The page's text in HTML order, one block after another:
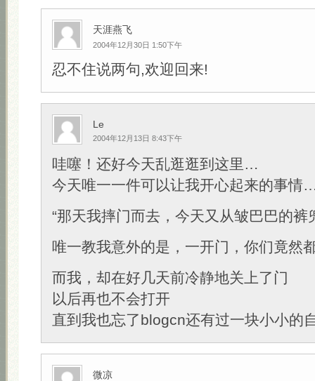
天涯燕飞
2004年12月30日 1:50下午
忍不住说两句,欢迎回来!
Le
2004年12月13日 8:43下午
哇噻！还好今天乱逛逛到这里…
今天唯一一件可以让我开心起来的事情
“那天我摔门而去，今天又从皱巴巴的裤
唯一教我意外的是，一开门，你们竟然
而我，却在好几天前冷静地关上了门
以后再也不会打开
直到我也忘了blogcn还有过一块小小的
微凉